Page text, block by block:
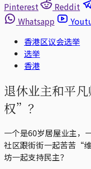
Pinterest
Reddit
Whatsapp
香港区议会选举
选举
香港
退休业主和平
权”？
一个是60岁居屋业主，
社区跟街街一起苦苦“
坊一起支持民主？